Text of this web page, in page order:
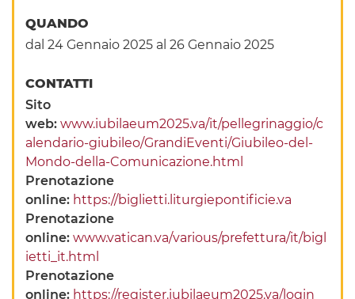
QUANDO
dal 24 Gennaio 2025 al 26 Gennaio 2025
CONTATTI
Sito
web:www.iubilaeum2025.va/it/pellegrinaggio/c
alendario-giubileo/GrandiEventi/Giubileo-del-
Mondo-della-Comunicazione.html
Prenotazione
online: https://biglietti.liturgiepontificie.va
Prenotazione
online:www.vatican.va/various/prefettura/it/bigl
ietti_it.html
Prenotazione
online: https://register.iubilaeum2025.va/login